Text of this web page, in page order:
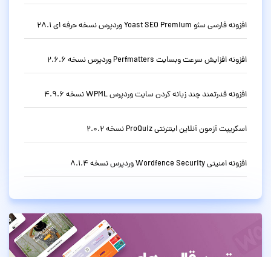
افزونه فارسی سئو Yoast SEO Premium وردپرس نسخه حرفه ای 28.1
افزونه افزایش سرعت وبسایت Perfmatters وردپرس نسخه 2.6.6
افزونه قدرتمند چند زبانه کردن سایت وردپرس WPML نسخه 4.9.6
اسکریپت آزمون آنلاین اینترنتی ProQuiz نسخه 2.0.2
افزونه امنیتی Wordfence Security وردپرس نسخه 8.1.4